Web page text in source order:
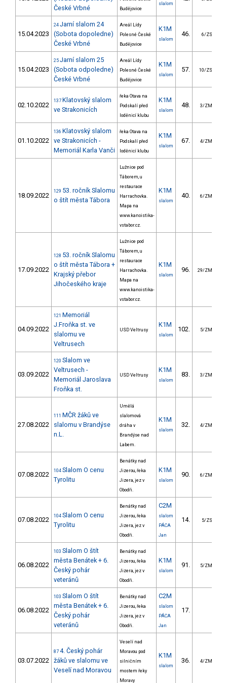
České Vrbné
Budějovice
slalom
15.04.2023
24 Jarní slalom 24
(Sobota dopoledne)
České Vrbné
Areál Lídy
Polesné České
Budějovice
K1M
slalom
46. 6/ZS
15.04.2023
25 Jarní slalom 25
(Sobota odpoledne)
České Vrbné
Areál Lídy
Polesné České
Budějovice
K1M
slalom
57. 10/ZS
02.10.2022
137 Klatovský slalom
ve Strakonicích
řeka Otava na
Podskalí před
loděnicí klubu
K1M
slalom
48. 3/ZM
01.10.2022
136 Klatovský slalom
ve Strakonicích -
Memoriál Karla Vanči
řeka Otava na
Podskalí před
loděnicí klubu
K1M
slalom
67. 4/ZM
18.09.2022
129 53. ročník Slalomu
o štít města Tábora
Lužnice pod
Táborem, u
restaurace
Harrachovka.
Mapa na
www.kanoistika-
vstabor.cz.
K1M
slalom
40. 6/ZM
17.09.2022
128 53. ročník Slalomu
o štít města Tábora +
Krajský přebor
Jihočeského kraje
Lužnice pod
Táborem, u
restaurace
Harrachovka.
Mapa na
www.kanoistika-
vstabor.cz.
K1M
slalom
96. 29/ZM
04.09.2022
121 Memoriál
J.Froňka st. ve
slalomu ve
Veltrusech
USD Veltrusy
K1M
slalom
102. 5/ZM
03.09.2022
120 Slalom ve
Veltrusech -
Memoriál Jaroslava
Froňka st.
USD Veltrusy
K1M
slalom
83. 3/ZM
27.08.2022
111 MČR žáků ve
slalomu v Brandýse
n.L.
Umělá
slalomová
dráha v
Brandýse nad
Labem.
K1M
slalom
32. 4/ZM
07.08.2022 104 Slalom O cenu
Tyrolitu
Benátky nad
Jizerou, řeka
Jizera, jez v
Obodři.
K1M
slalom
90. 6/ZM
07.08.2022 104 Slalom O cenu
Tyrolitu
Benátky nad
Jizerou, řeka
Jizera, jez v
Obodři.
C2M
slalom
PÁCA
Jan
14. 5/ZS
06.08.2022
103 Slalom O štít
města Benátek + 6.
Český pohár
veteránů
Benátky nad
Jizerou, řeka
Jizera, jez v
Obodři.
K1M
slalom
91. 5/ZM
06.08.2022
103 Slalom O štít
města Benátek + 6.
Český pohár
veteránů
Benátky nad
Jizerou, řeka
Jizera, jez v
Obodři.
C2M
slalom
PÁCA
Jan
17.
03.07.2022
87 4. Český pohár
žáků ve slalomu ve
Veselí nad Moravou
Veselí nad
Moravou pod
silničním
mostem řeky
Moravy
K1M
slalom
36. 4/ZM